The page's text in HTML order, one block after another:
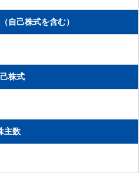
自己株式を含む）
株式
主数